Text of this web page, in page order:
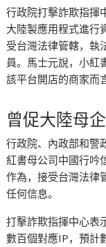
行政院打擊詐欺指揮
大陸製應用程式進行
受台灣法律管轄，執
員。馬士元說，小紅
該平台開店的商家而
曾促大陸母
行政院、內政部和警
紅書母公司中國行吟
作為，接受台灣法律
任何信息。
打擊詐欺指揮中心表
數百個對應IP，預計